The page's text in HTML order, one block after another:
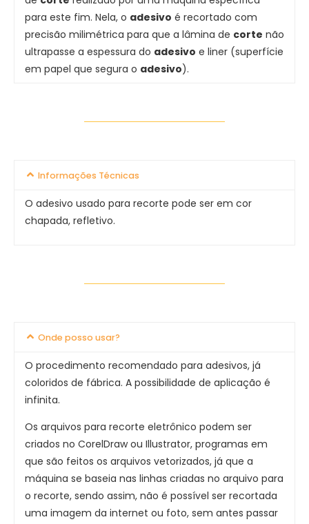
para este fim. Nela, o adesivo é recortado com
precisão milimétrica para que a lâmina de corte não
ultrapasse a espessura do adesivo e liner (superfície
em papel que segura o adesivo).
Informações Técnicas
O adesivo usado para recorte pode ser em cor
chapada, refletivo.
Onde posso usar?
O procedimento recomendado para adesivos, já
coloridos de fábrica. A possibilidade de aplicação é
infinita.
Os arquivos para recorte eletrônico podem ser
criados no CorelDraw ou Illustrator, programas em
que são feitos os arquivos vetorizados, já que a
máquina se baseia nas linhas criadas no arquivo para
o recorte, sendo assim, não é possível ser recortada
uma imagem da internet ou foto, sem antes passar